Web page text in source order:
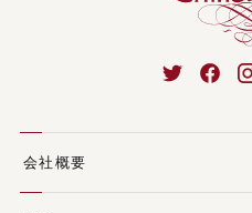
会社概要